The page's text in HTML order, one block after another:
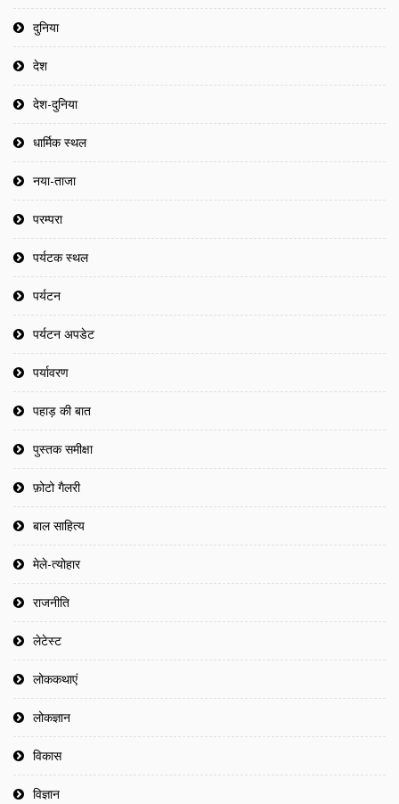
दुनिया
देश
देश-दुनिया
धार्मिक स्थल
नया-ताजा
परम्परा
पर्यटक स्थल
पर्यटन
पर्यटन अपडेट
पर्यावरण
पहाड़ की बात
पुस्तक समीक्षा
फ़ोटो गैलरी
बाल साहित्य
मेले-त्योहार
राजनीति
लेटेस्ट
लोककथाएं
लोकज्ञान
विकास
विज्ञान